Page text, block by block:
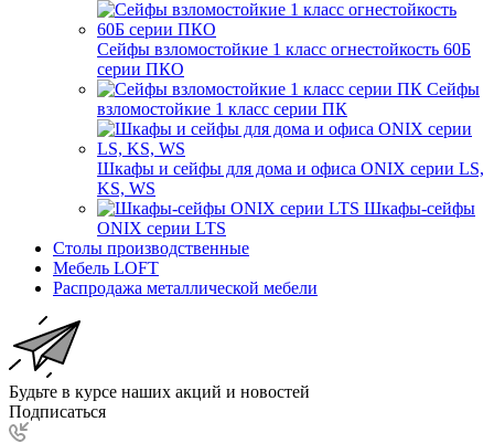
Сейфы взломостойкие 1 класс огнестойкость 60Б
серии ПКО
Сейфы
взломостойкие 1 класс серии ПК
Шкафы и сейфы для дома и офиса ONIX серии LS,
KS, WS
Шкафы-сейфы
ONIX серии LTS
Столы производственные
Мебель LOFT
Распродажа металлической мебели
Будьте в курсе наших акций и новостей
Подписаться